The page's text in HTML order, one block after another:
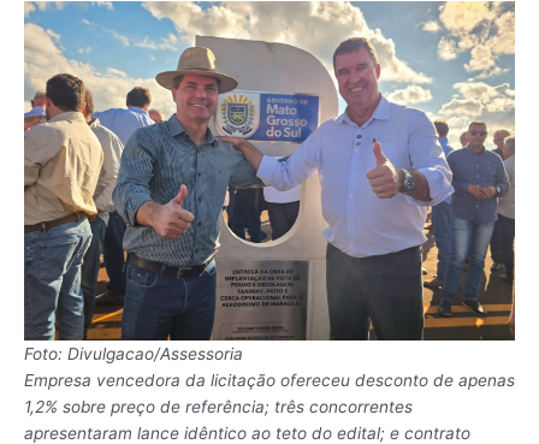
Foto: Divulgacao/Assessoria
Empresa vencedora da licitação ofereceu desconto de apenas
1,2% sobre preço de referência; três concorrentes
apresentaram lance idêntico ao teto do edital; e contrato